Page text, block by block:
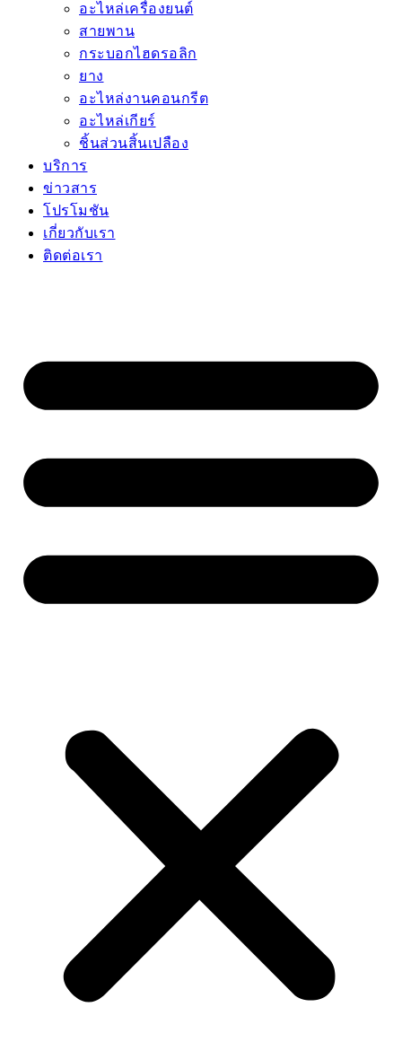
อะไหล่เครื่องยนต์
สายพาน
กระบอกไฮดรอลิก
ยาง
อะไหล่งานคอนกรีต
อะไหล่เกียร์
ชิ้นส่วนสิ้นเปลือง
บริการ
ข่าวสาร
โปรโมชัน
เกี่ยวกับเรา
ติดต่อเรา